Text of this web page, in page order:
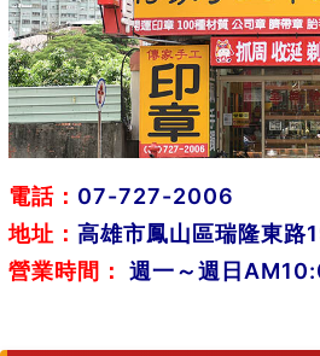
電話： 07-727-2006
地址： 高雄市鳳山區瑞隆東路
營業時間：
週一～週日